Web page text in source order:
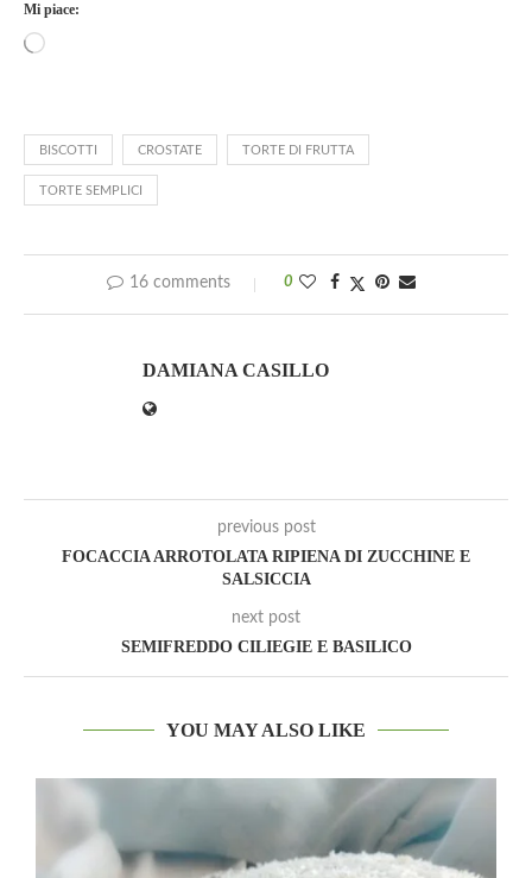
Mi piace:
BISCOTTI CROSTATE TORTE DI FRUTTA
TORTE SEMPLICI
16 comments 0
DAMIANA CASILLO
previous post
FOCACCIA ARROTOLATA RIPIENA DI ZUCCHINE E
SALSICCIA
next post
SEMIFREDDO CILIEGIE E BASILICO
YOU MAY ALSO LIKE